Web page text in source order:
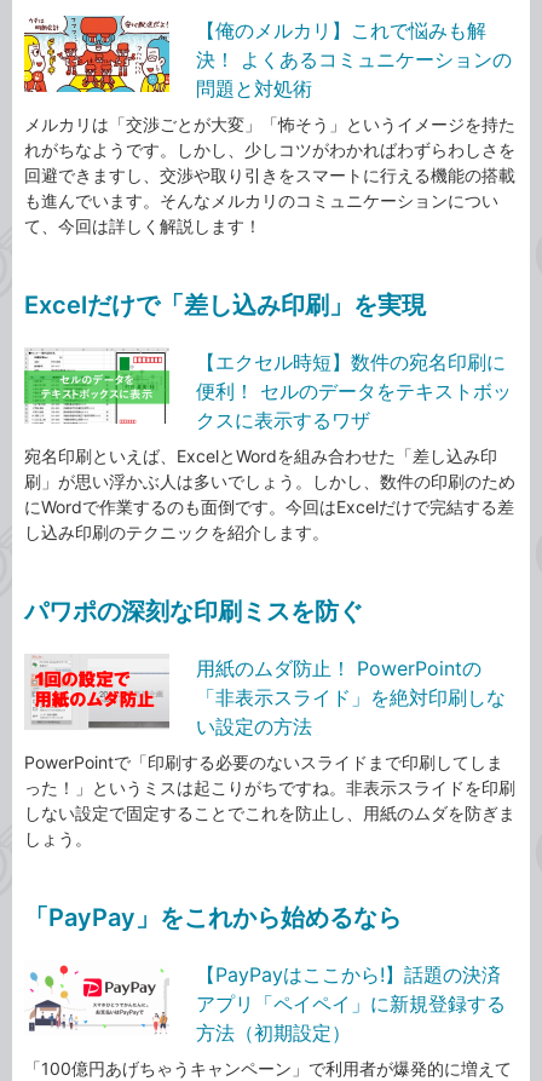
【俺のメルカリ】これで悩みも解
決！ よくあるコミュニケーションの
問題と対処術
メルカリは「交渉ごとが大変」「怖そう」というイメージを持た
れがちなようです。しかし、少しコツがわかればわずらわしさを
回避できますし、交渉や取り引きをスマートに行える機能の搭載
も進んでいます。そんなメルカリのコミュニケーションについ
て、今回は詳しく解説します！
Excelだけで「差し込み印刷」を実現
【エクセル時短】数件の宛名印刷に
便利！ セルのデータをテキストボッ
クスに表示するワザ
宛名印刷といえば、ExcelとWordを組み合わせた「差し込み印
刷」が思い浮かぶ人は多いでしょう。しかし、数件の印刷のため
にWordで作業するのも面倒です。今回はExcelだけで完結する差
し込み印刷のテクニックを紹介します。
パワポの深刻な印刷ミスを防ぐ
用紙のムダ防止！ PowerPointの
「非表示スライド」を絶対印刷しな
い設定の方法
PowerPointで「印刷する必要のないスライドまで印刷してしま
った！」というミスは起こりがちですね。非表示スライドを印刷
しない設定で固定することでこれを防止し、用紙のムダを防ぎま
しょう。
「PayPay」をこれから始めるなら
【PayPayはここから!】話題の決済
アプリ「ペイペイ」に新規登録する
方法（初期設定）
「100億円あげちゃうキャンペーン」で利用者が爆発的に増えて